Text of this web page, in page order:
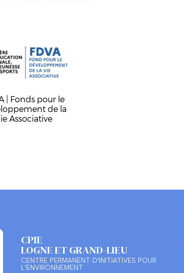
| Fonds pour le
de la
Associative
CPIE
LOGNE ET GRAND-LIEU
CENTRE PERMANENT D'INITIATIVES POUR
L'ENVIRONNEMENT